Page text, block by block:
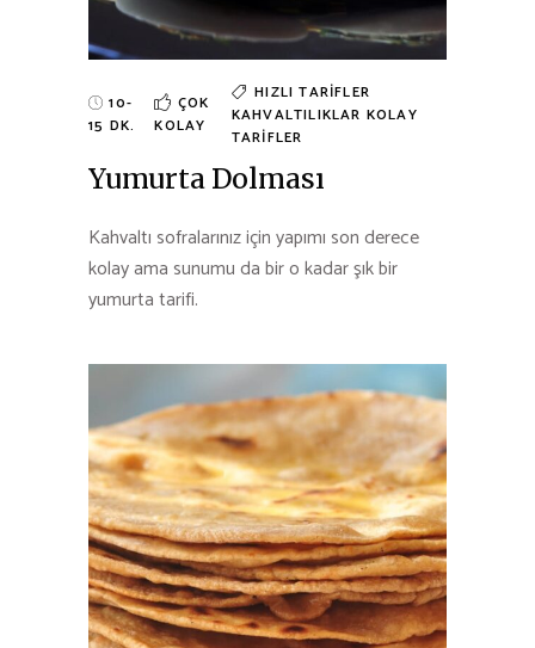
10-
15 DK.
ÇOK
KOLAY
HIZLI TARIFLER
KAHVALTILIKLAR KOLAY
TARIFLER
Yumurta Dolması
Kahvaltı sofralarınız için yapımı son derece
kolay ama sunumu da bir o kadar şık bir
yumurta tarifi.